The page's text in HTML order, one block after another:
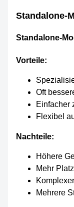
Standalone-
Standalone-
Vorteile:
Oft
Einfacher
Flexibel
Nachteile:
Höhere
Mehr
Mehrere